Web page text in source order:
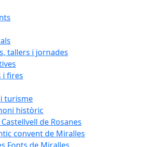
tallers i jornades
i fires
turisme
històric
Castellvell de Rosanes
convent de Miralles